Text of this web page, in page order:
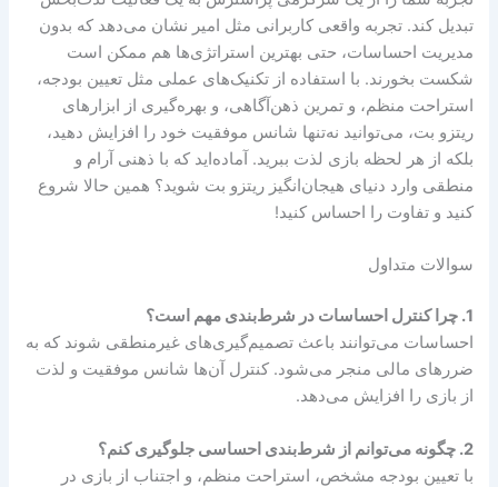
تبدیل کند. تجربه واقعی کاربرانی مثل امیر نشان می‌دهد که بدون
مدیریت احساسات، حتی بهترین استراتژی‌ها هم ممکن است
شکست بخورند. با استفاده از تکنیک‌های عملی مثل تعیین بودجه،
استراحت منظم، و تمرین ذهن‌آگاهی، و بهره‌گیری از ابزارهای
ریتزو بت، می‌توانید نه‌تنها شانس موفقیت خود را افزایش دهید،
بلکه از هر لحظه بازی لذت ببرید. آماده‌اید که با ذهنی آرام و
منطقی وارد دنیای هیجان‌انگیز ریتزو بت شوید؟ همین حالا شروع
کنید و تفاوت را احساس کنید!
سوالات متداول
1. چرا کنترل احساسات در شرط‌بندی مهم است؟
احساسات می‌توانند باعث تصمیم‌گیری‌های غیرمنطقی شوند که به
ضررهای مالی منجر می‌شود. کنترل آن‌ها شانس موفقیت و لذت
از بازی را افزایش می‌دهد.
2. چگونه می‌توانم از شرط‌بندی احساسی جلوگیری کنم؟
با تعیین بودجه مشخص، استراحت منظم، و اجتناب از بازی در